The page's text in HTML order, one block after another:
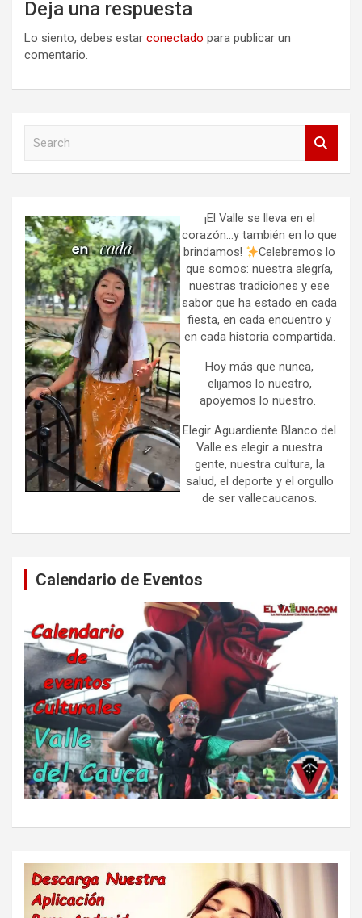
Deja una respuesta
Lo siento, debes estar conectado para publicar un
comentario.
h
¡El Valle se lleva en el
corazón…y también en lo que
brindamos!
Celebremos lo
que somos: nuestra alegría,
nuestras tradiciones y ese
sabor que ha estado en cada
fiesta, en cada encuentro y
en cada historia compartida.
Hoy más que nunca,
elijamos lo nuestro,
apoyemos lo nuestro.
Elegir Aguardiente Blanco del
Valle es elegir a nuestra
gente, nuestra cultura, la
salud, el deporte y el orgullo
de ser vallecaucanos.
Calendario de Eventos